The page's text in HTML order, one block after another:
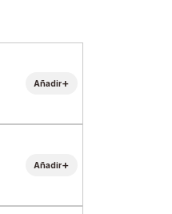
Añadir+
Añadir+